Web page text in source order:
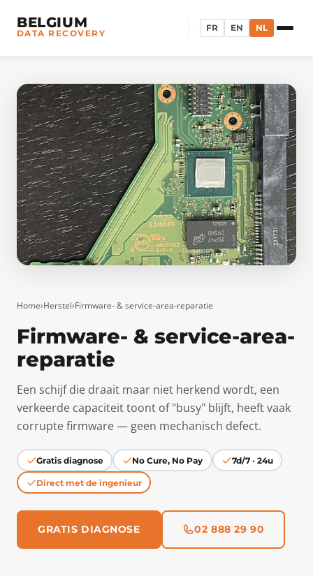
BELGIUM
DATA RECOVERY FR EN NL
Home›Herstel›Firmware- & service-area-reparatie
Firmware- & service-area-
reparatie
Een schijf die draait maar niet herkend wordt, een
verkeerde capaciteit toont of "busy" blijft, heeft vaak
corrupte firmware — geen mechanisch defect.
Gratis diagnose No Cure, No Pay 7d/7 · 24u
Direct met de ingenieur
GRATIS DIAGNOSE 02 888 29 90